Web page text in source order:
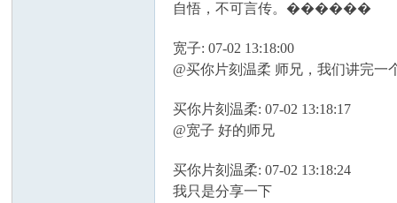
自悟，不可言传。������
宽子: 07-02 13:18:00
@买你片刻温柔 师兄，我们讲完一
买你片刻温柔: 07-02 13:18:17
@宽子 好的师兄
买你片刻温柔: 07-02 13:18:24
我只是分享一下